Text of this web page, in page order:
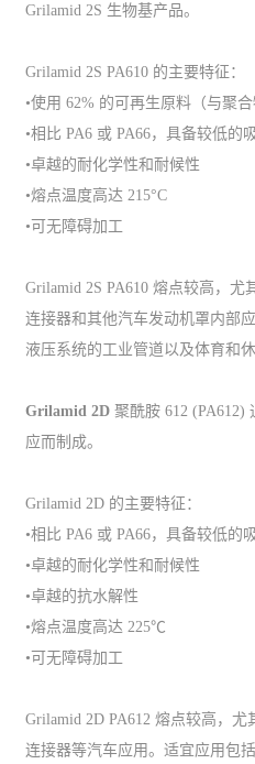
Grilamid 2S 生物基产品。
Grilamid 2S PA610 的主要特征：
•使用 62% 的可再生原料（与聚合
•相比 PA6 或 PA66，具备较低的
•卓越的耐化学性和耐候性
•熔点温度高达 215°C
•可无障碍加工
Grilamid 2S PA610 熔点较高，尤
连接器和其他汽车发动机罩内部
液压系统的工业管道以及体育和休
Grilamid 2D 聚酰胺 612 (PA612)
应而制成。
Grilamid 2D 的主要特征：
•相比 PA6 或 PA66，具备较低的
•卓越的耐化学性和耐候性
•卓越的抗水解性
•熔点温度高达 225℃
•可无障碍加工
Grilamid 2D PA612 熔点较高，尤
连接器等汽车应用。适宜应用包